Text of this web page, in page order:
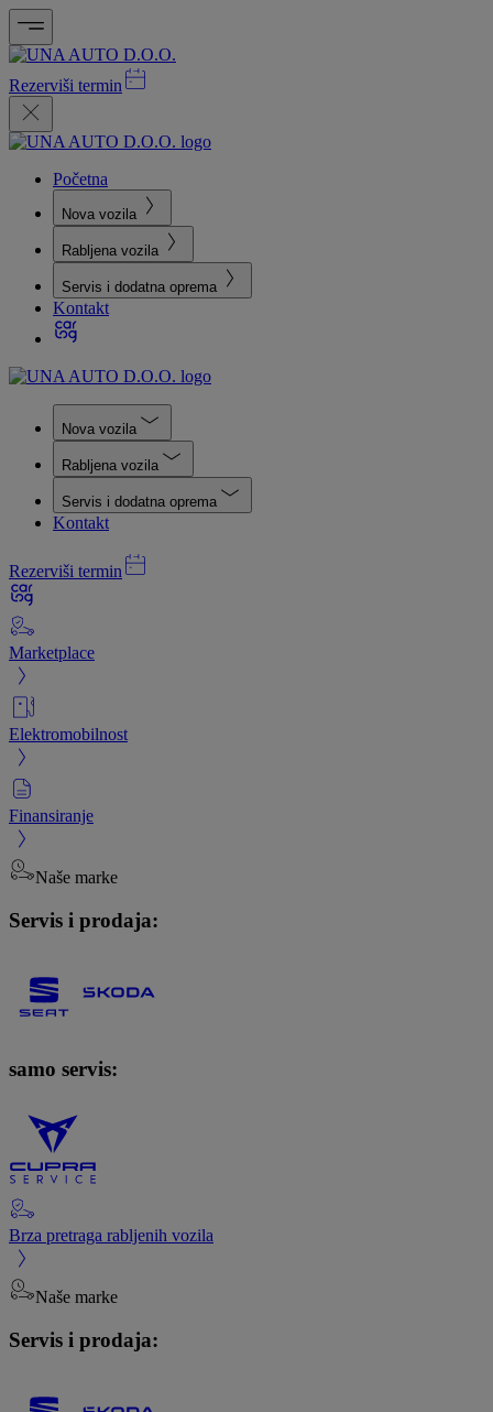
Rezerviši termin
Početna
Nova vozila
Rabljena vozila
Servis i dodatna oprema
Kontakt
Nova vozila
Rabljena vozila
Servis i dodatna oprema
Kontakt
Rezerviši termin
Marketplace
Elektromobilnost
Finansiranje
Naše marke
Servis i prodaja:
samo servis:
Brza pretraga rabljenih vozila
Naše marke
Servis i prodaja: